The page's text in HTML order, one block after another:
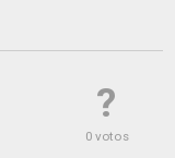
?
0 votos